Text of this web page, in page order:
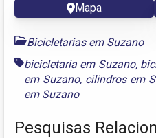
Mapa
Bicicletarias em Suzano
bicicletaria em Suzano,
em Suzano, cilindros em
em Suzano
Pesquisas